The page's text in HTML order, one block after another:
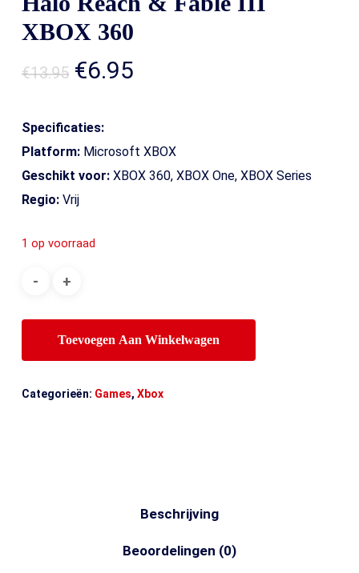
XBOX 360
€13.95 Oorspronkelijke
was:
€13.95.
€6.95Huidige
€6.95.
Specificaties:
Platform:Microsoft XBOX
Geschikt voor:XBOX 360, XBOX One, XBOX Series
Regio:Vrij
1 op voorraad
Toevoegen Aan Winkelwagen
Categorieën: Games, Xbox
Beschrijving
Beoordelingen (0)